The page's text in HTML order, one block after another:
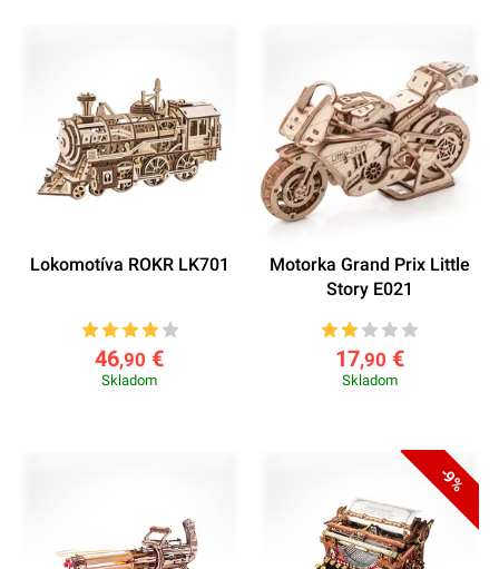
Lokomotíva ROKR LK701
46,90 €
Skladom
Motorka Grand Prix Little
Story E021
17,90 €
Skladom
-9%